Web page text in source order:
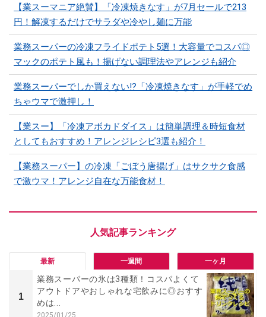
【業スーマニア絶賛】「冷凍焼きなす」が7月セールで213
円！解凍するだけでサラダや冷やし麺に万能
業務スーパーの冷凍フライドポテト5選！大容量でコスパ◎
マックのポテト風も！揚げない調理法やアレンジも紹介
業務スーパーでしか買えない⁉「冷凍焼きなす」が手軽でめ
ちゃウマで激押し！
【業スー】「冷凍アボカドダイス」は簡単調理＆時短食材
としてもおすすめ！アレンジレシピ3選も紹介！
【業務スーパー】の冷凍「ごぼう唐揚げ」はサクサク食感
で激ウマ！アレンジ自在な万能食材！
最新 一週間 一ヶ月
1
業務スーパーの氷は3種類！コスパよくて
アウトドアやおしゃれな宅飲みに◎おすす
めは...
2025/01/25